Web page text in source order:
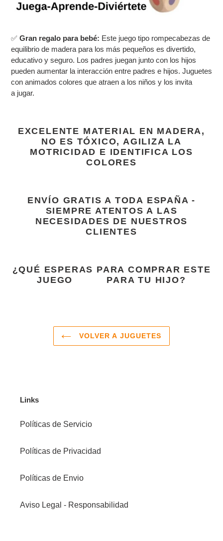
✅ Gran regalo para bebé: Este juego tipo rompecabezas de
equilibrio de madera para los más pequeños es divertido,
educativo y seguro. Los padres juegan junto con los hijos
pueden aumentar la interacción entre padres e hijos. Juguetes
con animados colores que atraen a los niños y los invita
a jugar.
EXCELENTE MATERIAL EN MADERA,
NO ES TÓXICO, AGILIZA LA
MOTRICIDAD E IDENTIFICA LOS
COLORES
ENVÍO GRATIS A TODA ESPAÑA -
SIEMPRE ATENTOS A LAS
NECESIDADES DE NUESTROS
CLIENTES
¿QUÉ ESPERAS PARA COMPRAR ESTE
JUEGO PARATU HIJO?
VOLVER A JUGUETES
Links
Políticas de Servicio
Políticas de Privacidad
Políticas de Envio
Aviso Legal - Responsabilidad